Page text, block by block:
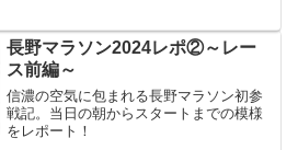
日はようやく春の到来と思いきや翌日に
はうっ...
長野マラソン2024レポ②～レー
ス前編～
信濃の空気に包まれる長野マラソン初参
戦記。当日の朝からスタートまでの模様
をレポート！